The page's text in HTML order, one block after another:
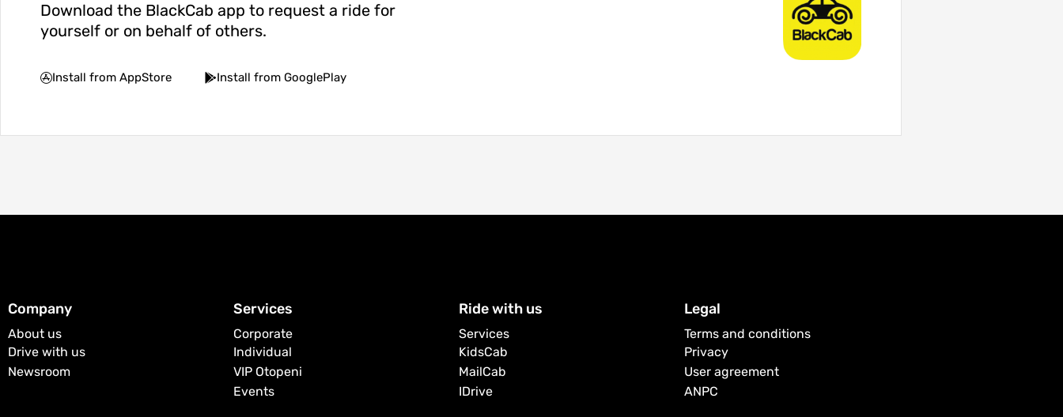
Download the BlackCab app to request a ride for
yourself or on behalf of others.
Install from AppStore Install from GooglePlay
Company
About us
Drive with us
Newsroom
Services
Corporate
Individual
VIP Otopeni
Events
Ride with us
Services
KidsCab
MailCab
IDrive
Legal
Terms and conditions
Privacy
User agreement
ANPC